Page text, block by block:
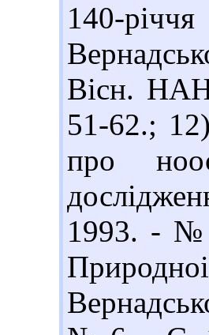
140-
Вісн.
51-62.;
про
1993. - №